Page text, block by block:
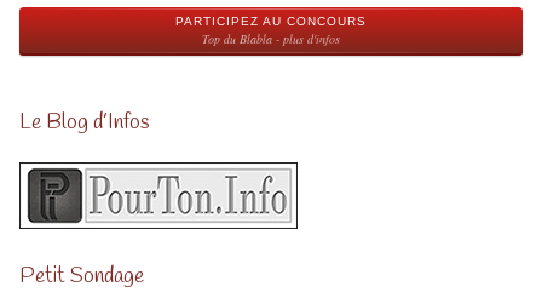
PARTICIPEZ AU CONCOURS
Top du Blabla - plus d'infos
Le Blog d’Infos
Petit Sondage